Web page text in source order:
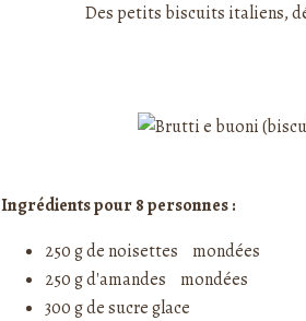
Des petits biscuits italiens,
Ingrédients pour 8 personnes :
250 g de noisettes mondées
250 g d'amandes mondées
300 g de sucre glace